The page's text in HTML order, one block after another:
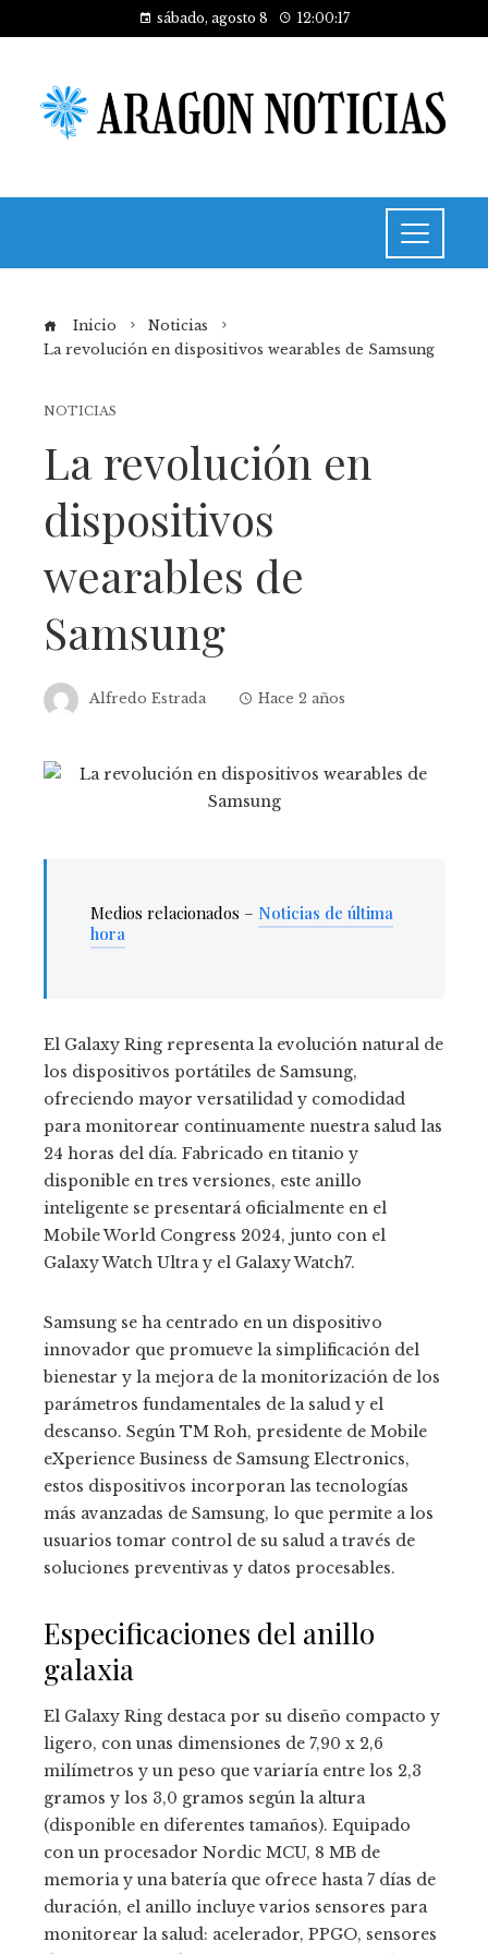
sábado, agosto 8 12:00:18
Inicio
Noticias
La revolución en dispositivos wearables de Samsung
NOTICIAS
La revolución en
dispositivos
wearables de
Samsung
Alfredo Estrada Hace 2 años
Medios relacionados – Noticias de última
hora
El Galaxy Ring representa la evolución natural de
los dispositivos portátiles de Samsung,
ofreciendo mayor versatilidad y comodidad
para monitorear continuamente nuestra salud las
24 horas del día. Fabricado en titanio y
disponible en tres versiones, este anillo
inteligente se presentará oficialmente en el
Mobile World Congress 2024, junto con el
Galaxy Watch Ultra y el Galaxy Watch7.
Samsung se ha centrado en un dispositivo
innovador que promueve la simplificación del
bienestar y la mejora de la monitorización de los
parámetros fundamentales de la salud y el
descanso. Según TM Roh, presidente de Mobile
eXperience Business de Samsung Electronics,
estos dispositivos incorporan las tecnologías
más avanzadas de Samsung, lo que permite a los
usuarios tomar control de su salud a través de
soluciones preventivas y datos procesables.
Especificaciones del anillo
galaxia
El Galaxy Ring destaca por su diseño compacto y
ligero, con unas dimensiones de 7,90 x 2,6
milímetros y un peso que variaría entre los 2,3
gramos y los 3,0 gramos según la altura
(disponible en diferentes tamaños). Equipado
con un procesador Nordic MCU, 8 MB de
memoria y una batería que ofrece hasta 7 días de
duración, el anillo incluye varios sensores para
monitorear la salud: acelerador, PPGO, sensores